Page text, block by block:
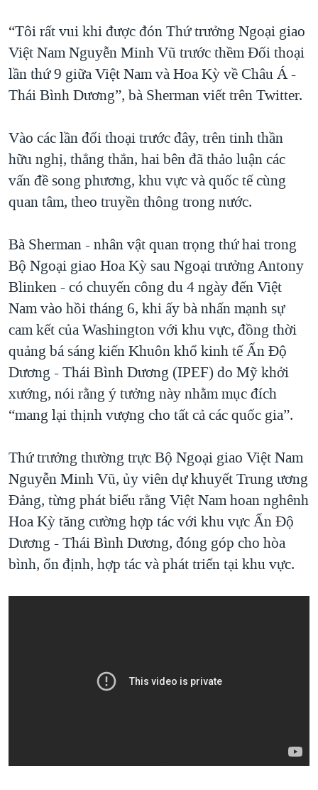
“Tôi rất vui khi được đón Thứ trưởng Ngoại giao
Việt Nam Nguyễn Minh Vũ trước thềm Đối thoại
lần thứ 9 giữa Việt Nam và Hoa Kỳ về Châu Á -
Thái Bình Dương”, bà Sherman viết trên Twitter.
Vào các lần đối thoại trước đây, trên tinh thần
hữu nghị, thẳng thắn, hai bên đã thảo luận các
vấn đề song phương, khu vực và quốc tế cùng
quan tâm, theo truyền thông trong nước.
Bà Sherman - nhân vật quan trọng thứ hai trong
Bộ Ngoại giao Hoa Kỳ sau Ngoại trưởng Antony
Blinken - có chuyến công du 4 ngày đến Việt
Nam vào hồi tháng 6, khi ấy bà nhấn mạnh sự
cam kết của Washington với khu vực, đồng thời
quảng bá sáng kiến Khuôn khổ kinh tế Ấn Độ
Dương - Thái Bình Dương (IPEF) do Mỹ khởi
xướng, nói rằng ý tưởng này nhằm mục đích
“mang lại thịnh vượng cho tất cả các quốc gia”.
Thứ trưởng thường trực Bộ Ngoại giao Việt Nam
Nguyễn Minh Vũ, ủy viên dự khuyết Trung ương
Đảng, từng phát biểu rằng Việt Nam hoan nghênh
Hoa Kỳ tăng cường hợp tác với khu vực Ấn Độ
Dương - Thái Bình Dương, đóng góp cho hòa
bình, ổn định, hợp tác và phát triển tại khu vực.